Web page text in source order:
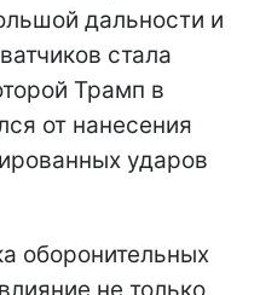
дальности и
стала
Трамп в
от нанесения
ударов
оборонительных
не только